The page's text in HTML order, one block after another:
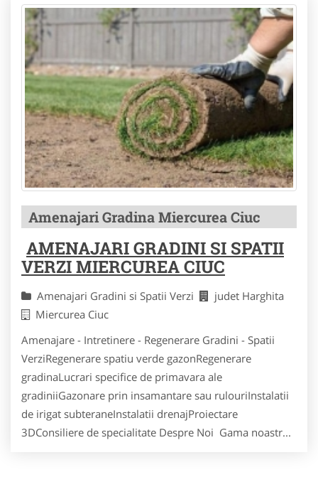
Amenajari Gradina Miercurea Ciuc
AMENAJARI GRADINI SI SPATII
VERZI MIERCUREA CIUC
Amenajari Gradini si Spatii Verzi
judet Harghita
Miercurea Ciuc
Amenajare - Intretinere - Regenerare Gradini - Spatii
VerziRegenerare spatiu verde gazonRegenerare
gradinaLucrari specifice de primavara ale
gradiniiGazonare prin insamantare sau rulouriInstalatii
de irigat subteraneInstalatii drenajProiectare
3DConsiliere de specialitate Despre Noi Gama noastr...